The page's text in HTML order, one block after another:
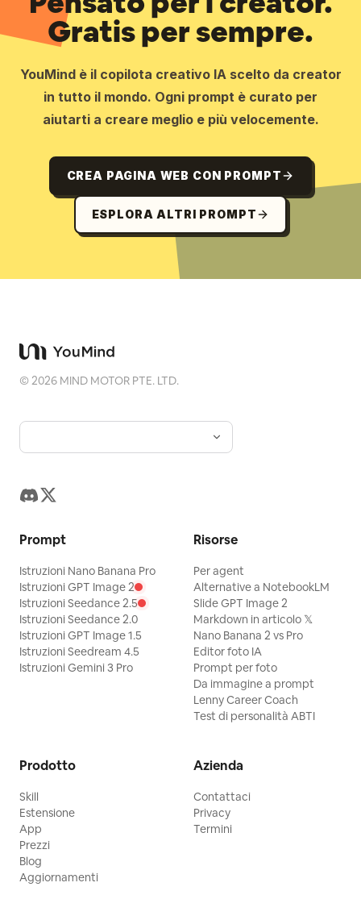
Gratis per sempre.
YouMind è il copilota creativo IA scelto da creator
in tutto il mondo. Ogni prompt è curato per
aiutarti a creare meglio e più velocemente.
CREA PAGINA WEB CON PROMPT
ESPLORA ALTRI PROMPT
©2026 MIND MOTOR PTE. LTD.
Prompt
Istruzioni Nano Banana Pro
Istruzioni GPT Image 2
Istruzioni Seedance 2.5
Istruzioni Seedance 2.0
Istruzioni GPT Image 1.5
Istruzioni Seedream 4.5
Istruzioni Gemini 3 Pro
Risorse
Per agent
Alternative a NotebookLM
Slide GPT Image 2
Markdown in articolo 𝕏
Nano Banana 2 vs Pro
Editor foto IA
Prompt per foto
Da immagine a prompt
Lenny Career Coach
Test di personalità ABTI
Prodotto
Skill
Estensione
App
Prezzi
Blog
Aggiornamenti
Azienda
Contattaci
Privacy
Termini